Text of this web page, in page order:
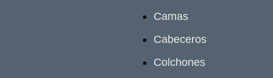
Camas
Cabeceros
Colchones